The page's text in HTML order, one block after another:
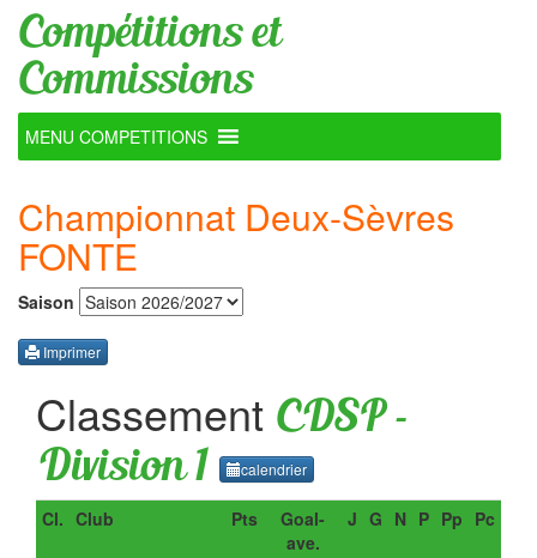
Compétitions et
Commissions
MENU COMPETITIONS
Championnat Deux-Sèvres
FONTE
Saison
Imprimer
Classement CDSP -
Division 1
calendrier
Cl. Club Pts
Goal-
ave.
J G N P Pp Pc